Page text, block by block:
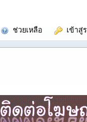
ช่วยเหลือ เข้าสู่